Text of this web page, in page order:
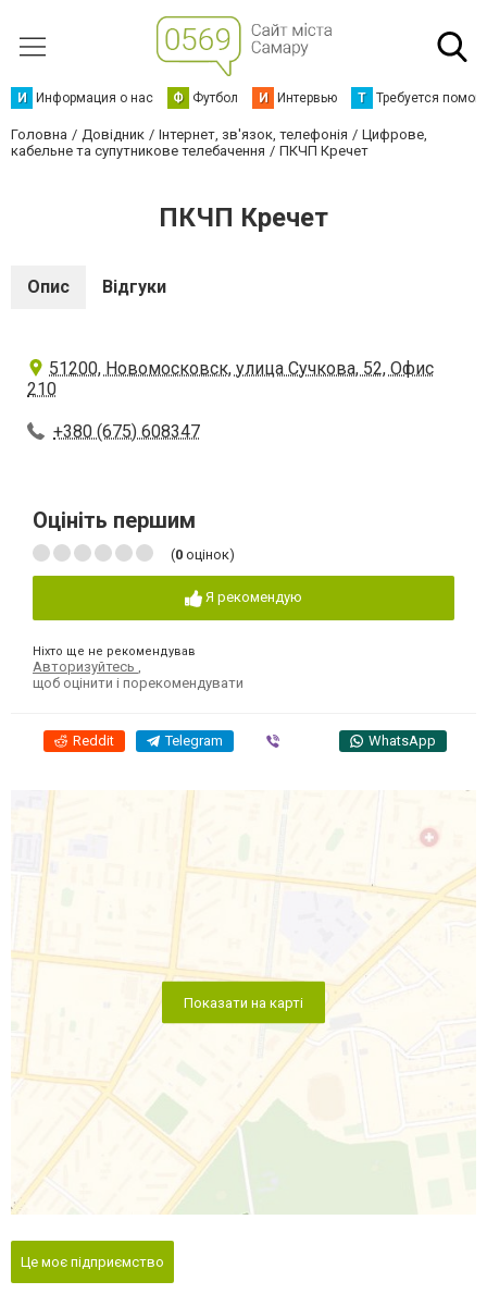
И Информация о нас Ф Футбол И Интервью Т Требуется
Головна Довідник Інтернет, зв'язок, телефонія
Цифрове,
кабельне та супутникове телебачення
ПКЧП Кречет
ПКЧП Кречет
Опис Відгуки
51200, Новомосковск, улица Сучкова, 52, Офис
210
+380 (675) 608347
Оцініть першим
(0 оцінок)
Я рекомендую
Ніхто ще не рекомендував
Авторизуйтесь
щоб оцінити і порекомендувати
Reddit Telegram WhatsApp
Показати на карті
Це моє підприємство